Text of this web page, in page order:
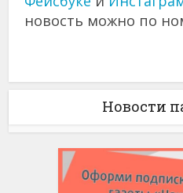
новость можно по
Новости